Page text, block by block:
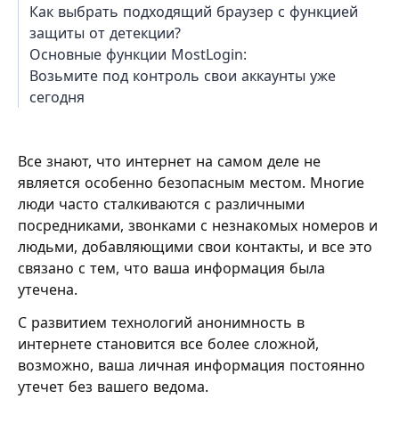
Как выбрать подходящий браузер с функцией
защиты от детекции?
Основные функции MostLogin:
Возьмите под контроль свои аккаунты уже
сегодня
Все знают, что интернет на самом деле не
является особенно безопасным местом. Многие
люди часто сталкиваются с различными
посредниками, звонками с незнакомых номеров и
людьми, добавляющими свои контакты, и все это
связано с тем, что ваша информация была
утечена.
С развитием технологий анонимность в
интернете становится все более сложной,
возможно, ваша личная информация постоянно
утечет без вашего ведома.